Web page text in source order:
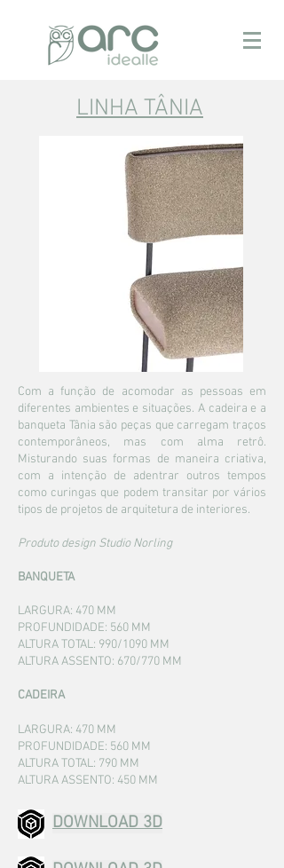
LINHA TÂNIA
Com a função de acomodar as pessoas em
diferentes ambientes e situações. A cadeira e a
banqueta Tânia são peças que carregam traços
contemporâneos, mas com alma retrô.
Misturando suas formas de maneira criativa,
com a intenção de adentrar outros tempos
como curingas que podem transitar por vários
tipos de projetos de arquitetura de interiores.
Produto design Studio Norling
BANQUETA
LARGURA: 470 MM
PROFUNDIDADE: 560 MM
ALTURA TOTAL: 990/1090 MM
ALTURA ASSENTO: 670/770 MM
CADEIRA
LARGURA: 470 MM
PROFUNDIDADE: 560 MM
ALTURA TOTAL: 790 MM
ALTURA ASSENTO: 450 MM
DOWNLOAD 3D